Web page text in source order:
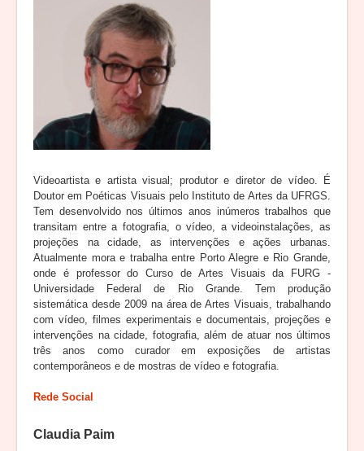
Videoartista e artista visual; produtor e diretor de vídeo. É
Doutor em Poéticas Visuais pelo Instituto de Artes da UFRGS.
Tem desenvolvido nos últimos anos inúmeros trabalhos que
transitam entre a fotografia, o vídeo, a videoinstalações, as
projeções na cidade, as intervenções e ações urbanas.
Atualmente mora e trabalha entre Porto Alegre e Rio Grande,
onde é professor do Curso de Artes Visuais da FURG -
Universidade Federal de Rio Grande. Tem produção
sistemática desde 2009 na área de Artes Visuais, trabalhando
com vídeo, filmes experimentais e documentais, projeções e
intervenções na cidade, fotografia, além de atuar nos últimos
três anos como curador em exposições de artistas
contemporâneos e de mostras de vídeo e fotografia.
Rede Social
Claudia Paim